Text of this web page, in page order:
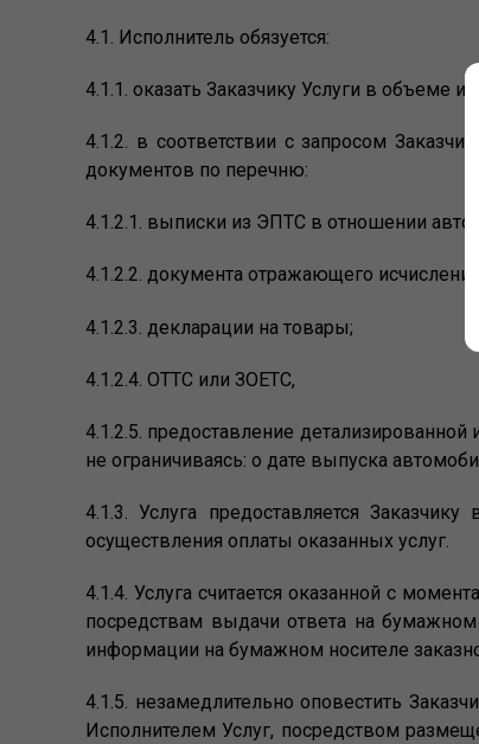
4.1. Исполнитель обязуется:
4.1.1. оказать Заказчику Услуги в объеме
4.1.2. в соответствии с запросом
документов по перечню:
4.1.2.1. выписки из ЭПТС в отношении
4.1.2.2. документа отражающего
4.1.2.3. декларации на товары;
4.1.2.4. ОТТС или ЗОЕТС,
4.1.2.5. предоставление
не ограничиваясь: о дате выпуска
4.1.3. Услуга предоставляется
осуществления оплаты оказанных услуг.
4.1.4. Услуга считается оказанной с
посредствам выдачи ответа на
информации на бумажном носителе
4.1.5. незамедлительно оповестить
Исполнителем Услуг, посредством